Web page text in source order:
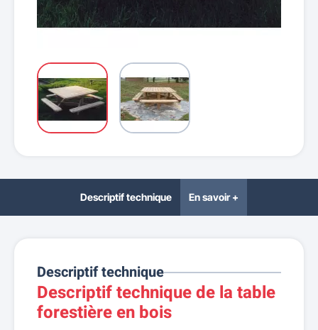
Descriptif technique En savoir +
Descriptif technique
Descriptif technique de la table
forestière en bois